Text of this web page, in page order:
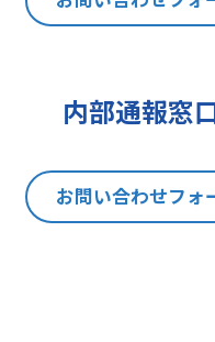
情報を与えなかった場合
にあたり、貴方の同意を
す。但し、貴方の同意が
合は、お問い合わせの回
製品・サービスのご案内
内部通報窓
お問い合わせフォ